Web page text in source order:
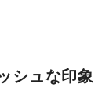
シュな印象